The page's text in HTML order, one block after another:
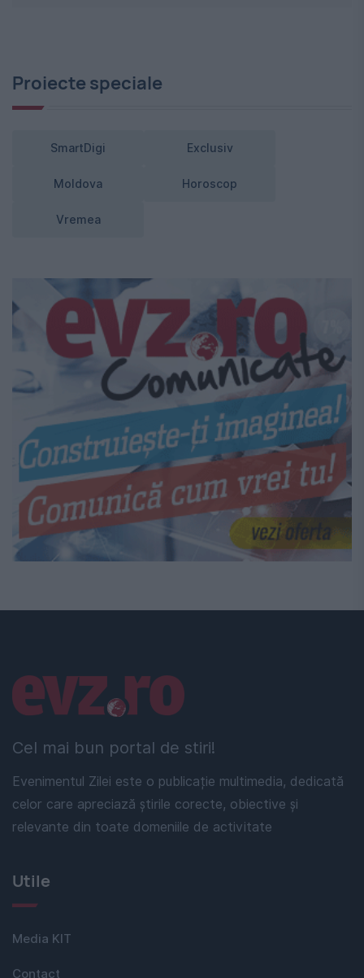
Proiecte speciale
SmartDigi Exclusiv
Moldova Horoscop
Vremea
Cel mai bun portal de stiri!
Evenimentul Zilei este o publicație multimedia, dedicată
celor care apreciază știrile corecte, obiective și
relevante din toate domeniile de activitate
Linkuri utile
Utile
Media KIT
Contact